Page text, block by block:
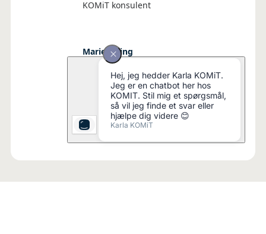
KOMiT konsulent
Marie Elving
KOMiT konsulent
Marie-Louise E. Andersen
KOMiT konsulent